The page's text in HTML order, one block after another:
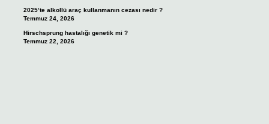
2025’te alkollü araç kullanmanın cezası nedir ?
Temmuz 24, 2026
Hirschsprung hastalığı genetik mi ?
Temmuz 22, 2026